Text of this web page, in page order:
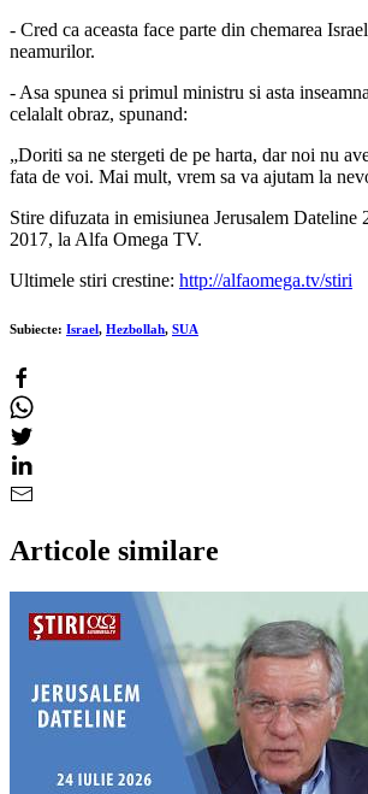
- Cred ca aceasta face parte din chemarea
neamurilor.
- Asa spunea si primul ministru si asta
celalalt obraz, spunand:
„Doriti sa ne stergeti de pe harta, dar noi nu
fata de voi. Mai mult, vrem sa va ajutam la
Stire difuzata in emisiunea Jerusalem Dateline
2017, la Alfa Omega TV.
Ultimele stiri crestine: http://alfaomega.tv/stiri
Subiecte: Israel, Hezbollah, SUA
Articole similare